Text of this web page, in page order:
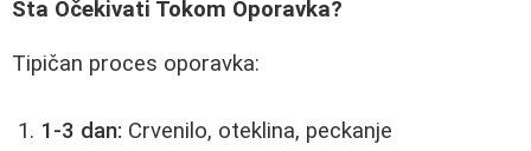
Šta Očekivati Tokom Oporavka?
Tipičan proces oporavka:
1-3 dan: Crvenilo, oteklina, peckanje